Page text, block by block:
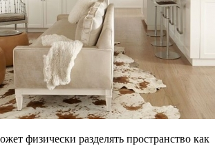
физически разделять пространство как